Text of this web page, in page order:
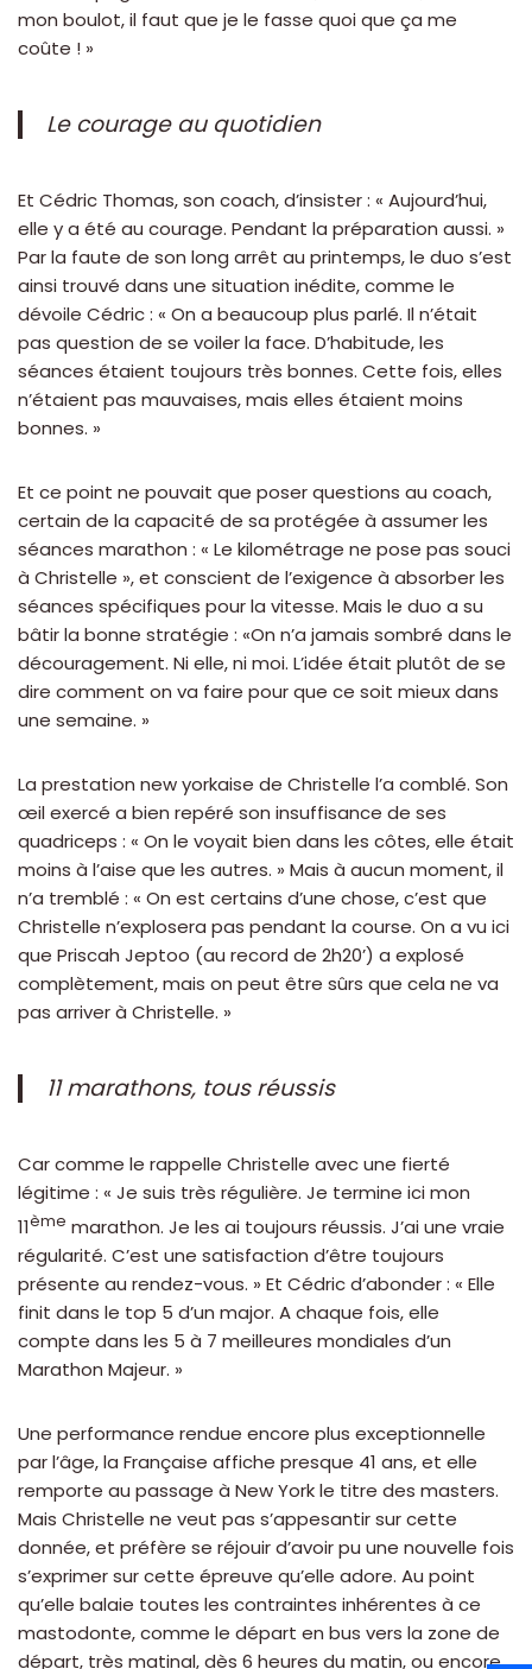
mon boulot, il faut que je le fasse quoi que ça me
coûte ! »
Le courage au quotidien
Et Cédric Thomas, son coach, d’insister : « Aujourd’hui,
elle y a été au courage. Pendant la préparation aussi. »
Par la faute de son long arrêt au printemps, le duo s’est
ainsi trouvé dans une situation inédite, comme le
dévoile Cédric : « On a beaucoup plus parlé. Il n’était
pas question de se voiler la face. D’habitude, les
séances étaient toujours très bonnes. Cette fois, elles
n’étaient pas mauvaises, mais elles étaient moins
bonnes. »
Et ce point ne pouvait que poser questions au coach,
certain de la capacité de sa protégée à assumer les
séances marathon : « Le kilométrage ne pose pas souci
à Christelle », et conscient de l’exigence à absorber les
séances spécifiques pour la vitesse. Mais le duo a su
bâtir la bonne stratégie : «On n’a jamais sombré dans le
découragement. Ni elle, ni moi. L’idée était plutôt de se
dire comment on va faire pour que ce soit mieux dans
une semaine. »
La prestation new yorkaise de Christelle l’a comblé. Son
œil exercé a bien repéré son insuffisance de ses
quadriceps : « On le voyait bien dans les côtes, elle était
moins à l’aise que les autres. » Mais à aucun moment, il
n’a tremblé : « On est certains d’une chose, c’est que
Christelle n’explosera pas pendant la course. On a vu ici
que Priscah Jeptoo (au record de 2h20’) a explosé
complètement, mais on peut être sûrs que cela ne va
pas arriver à Christelle. »
11 marathons, tous réussis
Car comme le rappelle Christelle avec une fierté
légitime : « Je suis très régulière. Je termine ici mon
11ème marathon. Je les ai toujours réussis. J’ai une vraie
régularité. C’est une satisfaction d’être toujours
présente au rendez-vous. » Et Cédric d’abonder : « Elle
finit dans le top 5 d’un major. A chaque fois, elle
compte dans les 5 à 7 meilleures mondiales d’un
Marathon Majeur. »
Une performance rendue encore plus exceptionnelle
par l’âge, la Française affiche presque 41 ans, et elle
remporte au passage à New York le titre des masters.
Mais Christelle ne veut pas s’appesantir sur cette
donnée, et préfère se réjouir d’avoir pu une nouvelle fois
s’exprimer sur cette épreuve qu’elle adore. Au point
qu’elle balaie toutes les contraintes inhérentes à ce
mastodonte, comme le départ en bus vers la zone de
départ, très matinal, dès 6 heures du matin, ou encore